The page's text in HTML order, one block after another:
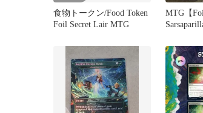
食物トークン/Food Token
Foil Secret Lair MTG
MTG【